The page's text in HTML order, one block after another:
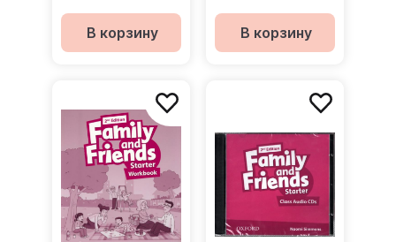
Грамматика
В корзину
Грамматика
В корзину